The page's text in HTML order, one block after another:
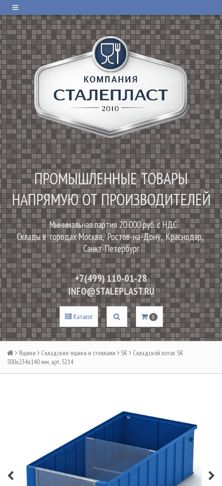
ПРОМЫШЛЕННЫЕ ТОВАРЫ
НАПРЯМУЮ ОТ ПРОИЗВОДИТЕЛЕЙ
Минимальная партия 20 000 руб. с НДС
Склады в городах Москва, Ростов-на-Дону, Краснодар,
Санкт-Петербург
+7(499) 110-01-28
INFO@STALEPLAST.RU
Каталог 0
Ящики Складские ящики и стеллажи SK
Складской лоток SK
500х234х140 мм, арт. 5214